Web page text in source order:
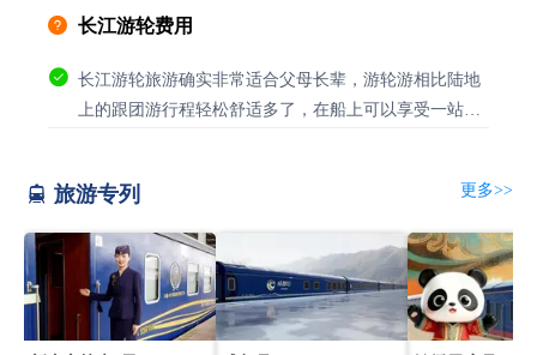
 长江游轮费用
 长江游轮旅游确实非常适合父母长辈，游轮游相比陆地
上的跟团游行程轻松舒适多了，在船上可以享受一站式
船，自从今年暑期坐了一次之后，发现我对它的认知太
片面...
长江游轮坑人
 旅游专列 更多>>